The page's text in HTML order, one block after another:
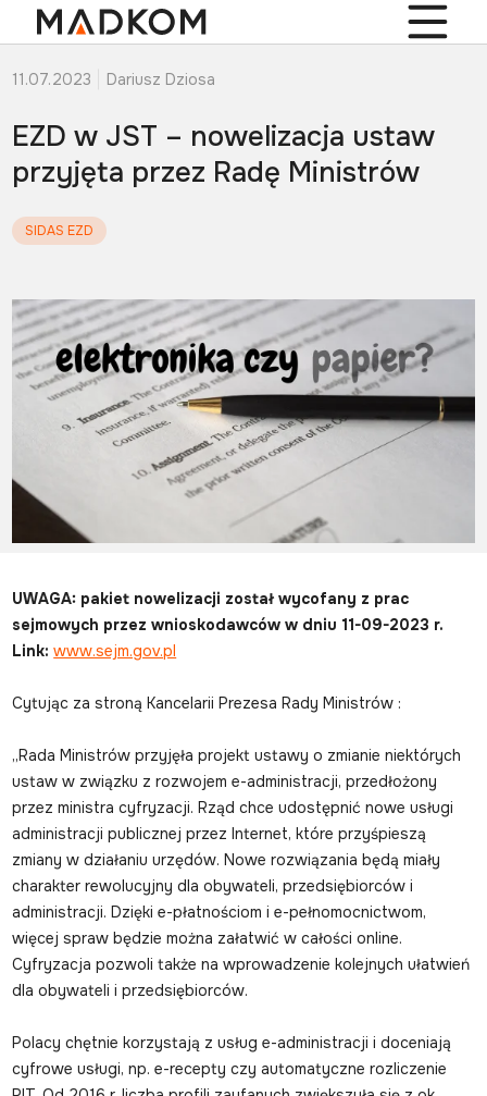
11.07.2023 Dariusz Dziosa
EZD w JST – nowelizacja ustaw
przyjęta przez Radę Ministrów
SIDAS EZD
UWAGA: pakiet nowelizacji został wycofany z prac
sejmowych przez wnioskodawców w dniu 11-09-2023 r.
Link:www.sejm.gov.pl
Cytując za stroną Kancelarii Prezesa Rady Ministrów :
„Rada Ministrów przyjęła projekt ustawy o zmianie niektórych
ustaw w związku z rozwojem e-administracji, przedłożony
przez ministra cyfryzacji. Rząd chce udostępnić nowe usługi
administracji publicznej przez Internet, które przyśpieszą
zmiany w działaniu urzędów. Nowe rozwiązania będą miały
charakter rewolucyjny dla obywateli, przedsiębiorców i
administracji. Dzięki e-płatnościom i e-pełnomocnictwom,
więcej spraw będzie można załatwić w całości online.
Cyfryzacja pozwoli także na wprowadzenie kolejnych ułatwień
dla obywateli i przedsiębiorców.
Polacy chętnie korzystają z usług e-administracji i doceniają
cyfrowe usługi, np. e-recepty czy automatyczne rozliczenie